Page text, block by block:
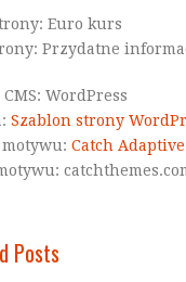
Euro kurs
Przydatne
CMS: WordPress
Szablon strony
Catch
Posts